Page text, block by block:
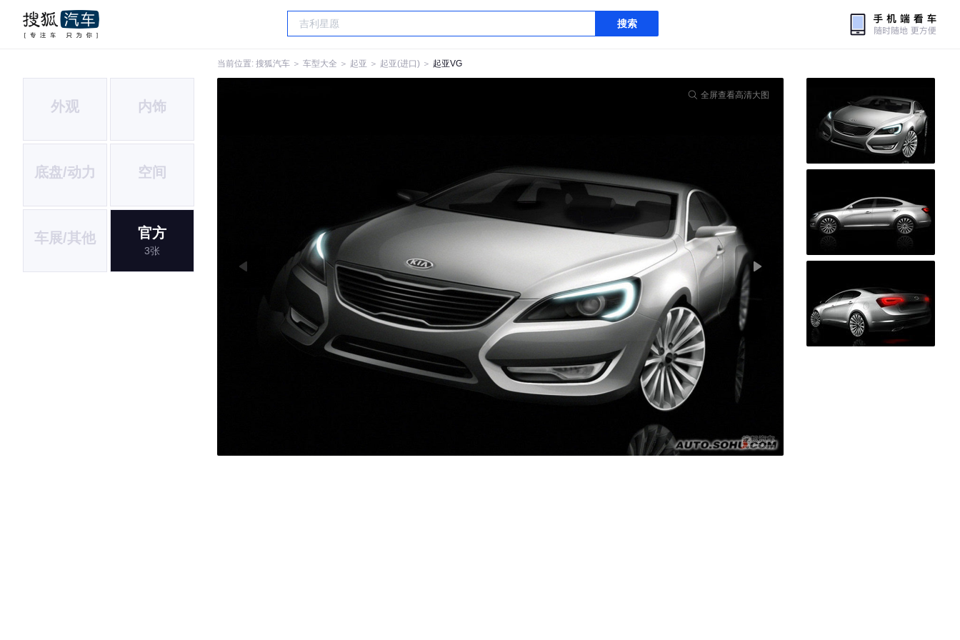
搜索
当前位置: 搜狐汽车 ＞ 车型大全 ＞ 起亚 ＞ 起亚(进口) ＞ 起亚VG
外观 内饰
底盘/动力 空间
车展/其他 官方
3张
全屏查看高清大图